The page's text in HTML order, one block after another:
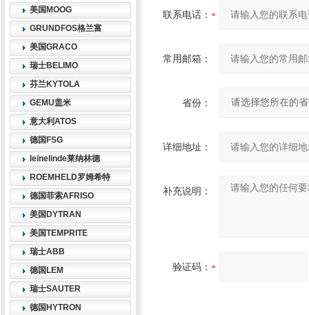
美国MOOG
GRUNDFOS格兰富
美国GRACO
瑞士BELIMO
芬兰KYTOLA
GEMU盖米
意大利ATOS
德国FSG
leinelinde莱纳林德
ROEMHELD罗姆希特
德国菲索AFRISO
美国DYTRAN
美国TEMPRITE
瑞士ABB
德国LEM
瑞士SAUTER
德国HYTRON
联系电话：
常用邮箱：
省份：
详细地址：
补充说明：
验证码：